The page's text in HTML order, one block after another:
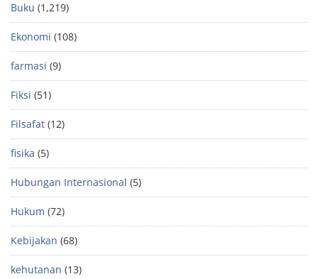
Buku (1,219)
Ekonomi (108)
farmasi (9)
Fiksi (51)
Filsafat (12)
fisika (5)
Hubungan Internasional (5)
Hukum (72)
Kebijakan (68)
kehutanan (13)